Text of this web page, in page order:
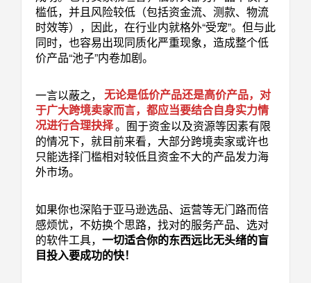
槛低，并且风险较低（包括资金流、测款、物流
时效等），因此，在行业内就格外“受宠”。但与此
同时，也容易出现同质化严重现象，造成整个低
价产品“池子”内卷加剧。
一言以蔽之， 无论是低价产品还是高价产品，对
于广大跨境卖家而言，都应当要结合自身实力情
况进行合理抉择。囿于资金以及资源等因素有限
的情况下，就目前来看，大部分跨境卖家或许也
只能选择门槛相对较低且资金不大的产品发力海
外市场。
如果你也深陷于亚马逊选品、运营等无门路而倍
感烦忧，不妨换个思路，找对的服务产品、选对
的软件工具， 一切适合你的东西远比无头绪的盲
目投入要成功的快！